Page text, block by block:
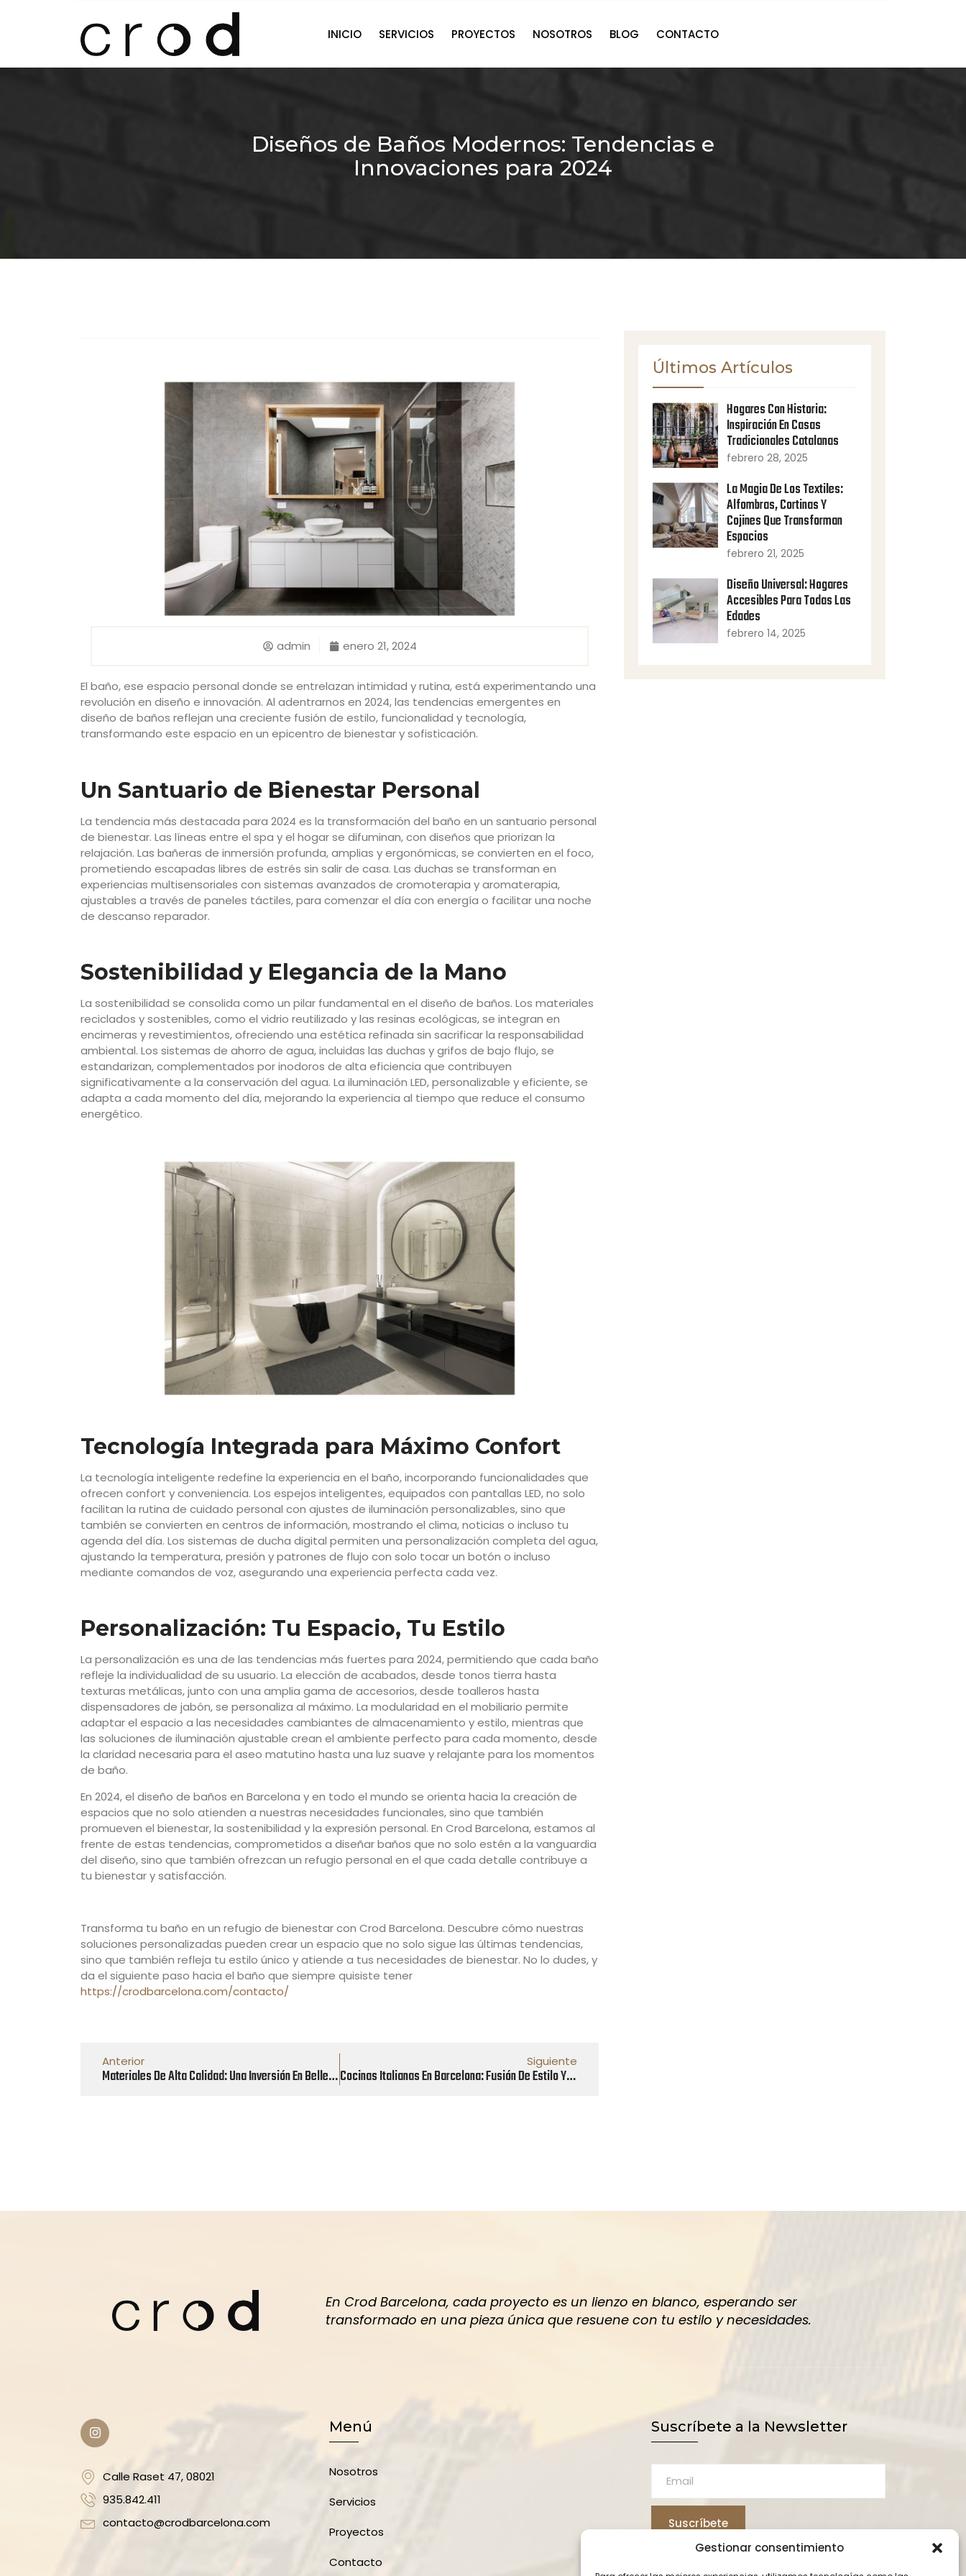
Gestionar consentimiento
INICIO SERVICIOS PROYECTOS NOSOTROS BLOG CONTACTO
Diseños de Baños Modernos: Tendencias e
Innovaciones para 2024
admin enero 21, 2024
El baño, ese espacio personal donde se entrelazan intimidad y rutina, está experimentando una
revolución en diseño e innovación. Al adentrarnos en 2024, las tendencias emergentes en
diseño de baños reflejan una creciente fusión de estilo, funcionalidad y tecnología,
transformando este espacio en un epicentro de bienestar y sofisticación.
Un Santuario de Bienestar Personal
La tendencia más destacada para 2024 es la transformación del baño en un santuario personal
de bienestar. Las líneas entre el spa y el hogar se difuminan, con diseños que priorizan la
relajación. Las bañeras de inmersión profunda, amplias y ergonómicas, se convierten en el foco,
prometiendo escapadas libres de estrés sin salir de casa. Las duchas se transforman en
experiencias multisensoriales con sistemas avanzados de cromoterapia y aromaterapia,
ajustables a través de paneles táctiles, para comenzar el día con energía o facilitar una noche
de descanso reparador.
Sostenibilidad y Elegancia de la Mano
La sostenibilidad se consolida como un pilar fundamental en el diseño de baños. Los materiales
reciclados y sostenibles, como el vidrio reutilizado y las resinas ecológicas, se integran en
encimeras y revestimientos, ofreciendo una estética refinada sin sacrificar la responsabilidad
ambiental. Los sistemas de ahorro de agua, incluidas las duchas y grifos de bajo flujo, se
estandarizan, complementados por inodoros de alta eficiencia que contribuyen
significativamente a la conservación del agua. La iluminación LED, personalizable y eficiente, se
adapta a cada momento del día, mejorando la experiencia al tiempo que reduce el consumo
energético.
Tecnología Integrada para Máximo Confort
La tecnología inteligente redefine la experiencia en el baño, incorporando funcionalidades que
ofrecen confort y conveniencia. Los espejos inteligentes, equipados con pantallas LED, no solo
facilitan la rutina de cuidado personal con ajustes de iluminación personalizables, sino que
también se convierten en centros de información, mostrando el clima, noticias o incluso tu
agenda del día. Los sistemas de ducha digital permiten una personalización completa del agua,
ajustando la temperatura, presión y patrones de flujo con solo tocar un botón o incluso
mediante comandos de voz, asegurando una experiencia perfecta cada vez.
Personalización: Tu Espacio, Tu Estilo
La personalización es una de las tendencias más fuertes para 2024, permitiendo que cada baño
refleje la individualidad de su usuario. La elección de acabados, desde tonos tierra hasta
texturas metálicas, junto con una amplia gama de accesorios, desde toalleros hasta
dispensadores de jabón, se personaliza al máximo. La modularidad en el mobiliario permite
adaptar el espacio a las necesidades cambiantes de almacenamiento y estilo, mientras que
las soluciones de iluminación ajustable crean el ambiente perfecto para cada momento, desde
la claridad necesaria para el aseo matutino hasta una luz suave y relajante para los momentos
de baño.
En 2024, el diseño de baños en Barcelona y en todo el mundo se orienta hacia la creación de
espacios que no solo atienden a nuestras necesidades funcionales, sino que también
promueven el bienestar, la sostenibilidad y la expresión personal. En Crod Barcelona, estamos al
frente de estas tendencias, comprometidos a diseñar baños que no solo estén a la vanguardia
del diseño, sino que también ofrezcan un refugio personal en el que cada detalle contribuye a
tu bienestar y satisfacción.
Transforma tu baño en un refugio de bienestar con Crod Barcelona. Descubre cómo nuestras
soluciones personalizadas pueden crear un espacio que no solo sigue las últimas tendencias,
sino que también refleja tu estilo único y atiende a tus necesidades de bienestar. No lo dudes, y
da el siguiente paso hacia el baño que siempre quisiste tener
https://crodbarcelona.com/contacto/
Anterior
Materiales De Alta Calidad: Una Inversión En Belleza Y Durabilidad
Siguiente
Cocinas Italianas En Barcelona: Fusión De Estilo Y Funcionalidad
Últimos Artículos
Hogares Con Historia:
Inspiración En Casas
Tradicionales Catalanas
febrero 28, 2025
La Magia De Los Textiles:
Alfombras, Cortinas Y
Cojines Que Transforman
Espacios
febrero 21, 2025
Diseño Universal: Hogares
Accesibles Para Todas Las
Edades
febrero 14, 2025
En Crod Barcelona, cada proyecto es un lienzo en blanco, esperando ser
transformado en una pieza única que resuene con tu estilo y necesidades.
Calle Raset 47, 08021
935.842.411
contacto@crodbarcelona.com
Menú
Nosotros
Servicios
Proyectos
Contacto
Suscríbete a la Newsletter
Suscríbete